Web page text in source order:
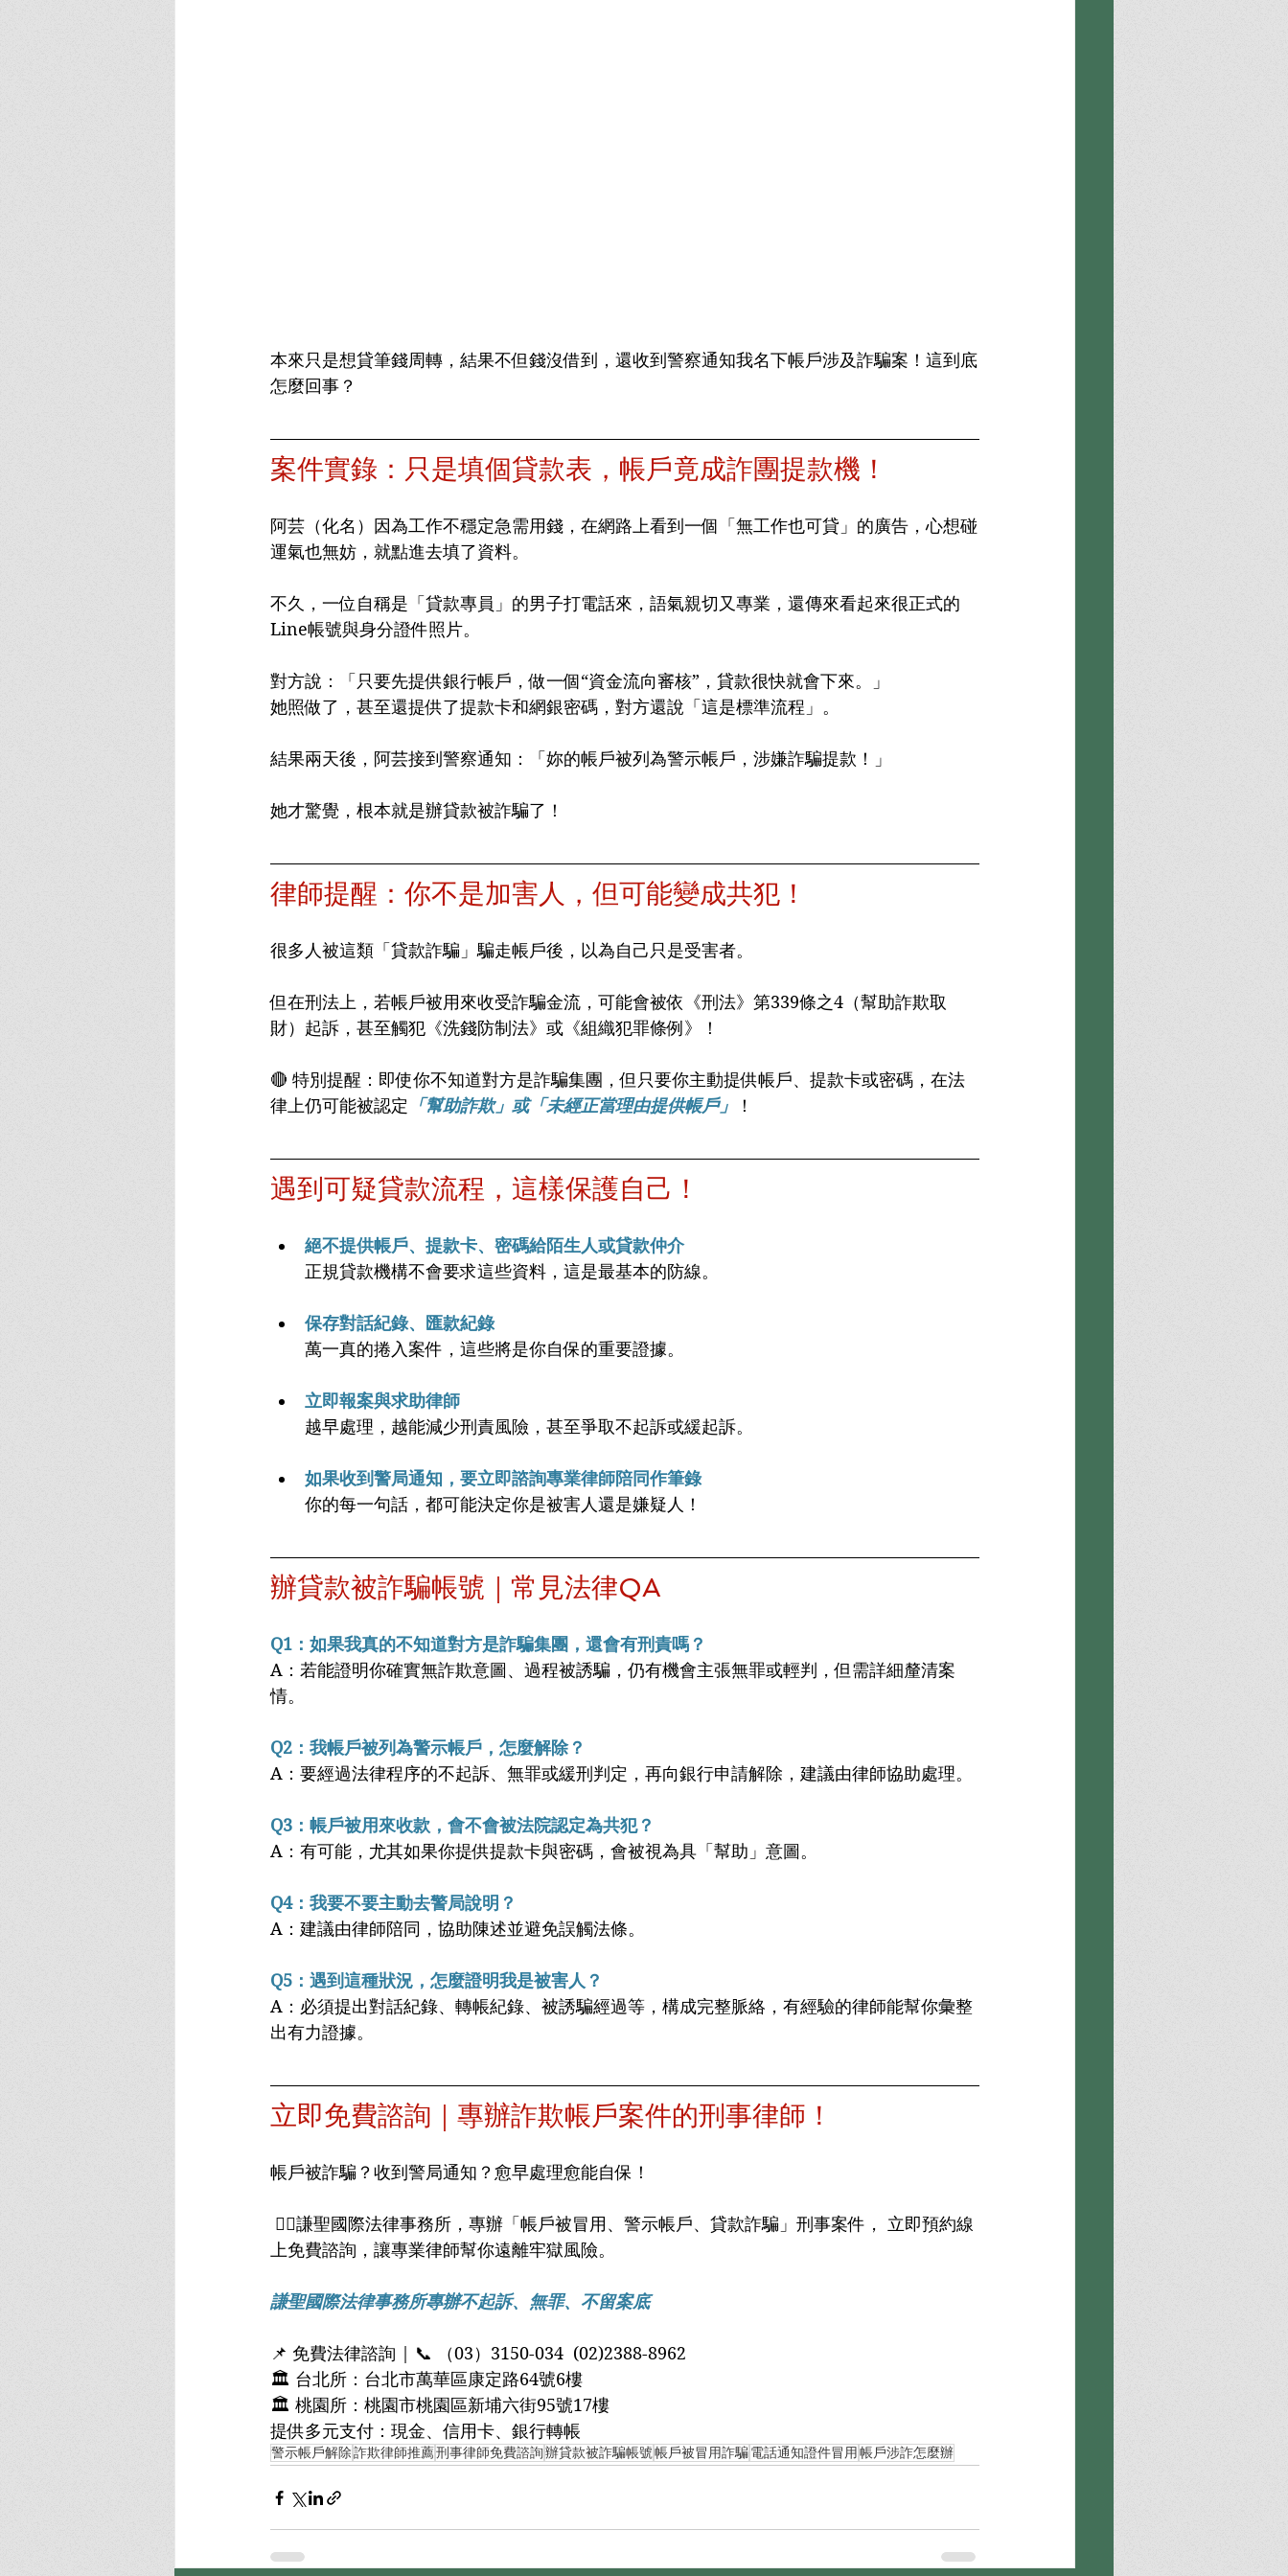
本來只是想貸筆錢周轉，結果不但錢沒借到，還收到警察通知我名下帳戶涉及詐騙案！這到底
怎麼回事？
案件實錄：只是填個貸款表，帳戶竟成詐團提款機！
阿芸（化名）因為工作不穩定急需用錢，在網路上看到一個「無工作也可貸」的廣告，心想碰
運氣也無妨，就點進去填了資料。
不久，一位自稱是「貸款專員」的男子打電話來，語氣親切又專業，還傳來看起來很正式的
Line帳號與身分證件照片。
對方說：「只要先提供銀行帳戶，做一個“資金流向審核”，貸款很快就會下來。」
她照做了，甚至還提供了提款卡和網銀密碼，對方還說「這是標準流程」。
結果兩天後，阿芸接到警察通知：「妳的帳戶被列為警示帳戶，涉嫌詐騙提款！」
她才驚覺，根本就是辦貸款被詐騙了！
律師提醒：你不是加害人，但可能變成共犯！
很多人被這類「貸款詐騙」騙走帳戶後，以為自己只是受害者。
但在刑法上，若帳戶被用來收受詐騙金流，可能會被依《刑法》第339條之4（幫助詐欺取
財）起訴，甚至觸犯《洗錢防制法》或《組織犯罪條例》！
🔴 特別提醒：即使你不知道對方是詐騙集團，但只要你主動提供帳戶、提款卡或密碼，在法
律上仍可能被認定 「幫助詐欺」或「未經正當理由提供帳戶」 ！
遇到可疑貸款流程，這樣保護自己！
絕不提供帳戶、提款卡、密碼給陌生人或貸款仲介
正規貸款機構不會要求這些資料，這是最基本的防線。
保存對話紀錄、匯款紀錄
萬一真的捲入案件，這些將是你自保的重要證據。
立即報案與求助律師
越早處理，越能減少刑責風險，甚至爭取不起訴或緩起訴。
如果收到警局通知，要立即諮詢專業律師陪同作筆錄
你的每一句話，都可能決定你是被害人還是嫌疑人！
辦貸款被詐騙帳號｜常見法律QA
Q1：如果我真的不知道對方是詐騙集團，還會有刑責嗎？
A：若能證明你確實無詐欺意圖、過程被誘騙，仍有機會主張無罪或輕判，但需詳細釐清案
情。
Q2：我帳戶被列為警示帳戶，怎麼解除？
A：要經過法律程序的不起訴、無罪或緩刑判定，再向銀行申請解除，建議由律師協助處理。
Q3：帳戶被用來收款，會不會被法院認定為共犯？
A：有可能，尤其如果你提供提款卡與密碼，會被視為具「幫助」意圖。
Q4：我要不要主動去警局說明？
A：建議由律師陪同，協助陳述並避免誤觸法條。
Q5：遇到這種狀況，怎麼證明我是被害人？
A：必須提出對話紀錄、轉帳紀錄、被誘騙經過等，構成完整脈絡，有經驗的律師能幫你彙整
出有力證據。
立即免費諮詢｜專辦詐欺帳戶案件的刑事律師！
帳戶被詐騙？收到警局通知？愈早處理愈能自保！
上免費諮詢，讓專業律師幫你遠離牢獄風險。
謙聖國際法律事務所專辦不起訴、無罪、不留案底
📌 免費法律諮詢 | 📞 （03）3150-034  (02)2388-8962
🏛 台北所：台北市萬華區康定路64號6樓
🏛 桃園所：桃園市桃園區新埔六街95號17樓
提供多元支付：現金、信用卡、銀行轉帳
警示帳戶解除詐欺律師推薦刑事律師免費諮詢辦貸款被詐騙帳號帳戶被冒用詐騙電話通知證件冒用 帳戶涉詐怎麼辦